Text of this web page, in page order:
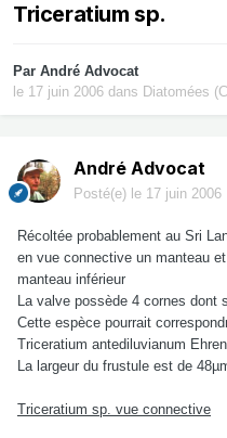
Triceratium sp.
Par André Advocat
le 17 juin 2006 dans Diatomées
André Advocat
Posté(e) le 17 juin 2006
Récoltée probablement au Sri
en vue connective un manteau
manteau inférieur
La valve possède 4 cornes dont
Cette espèce pourrait
Triceratium antediluvianum
La largeur du frustule est de
Triceratium sp. vue connective